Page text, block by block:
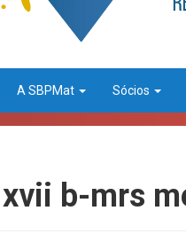
A SBPMat Sócios
b-mrs